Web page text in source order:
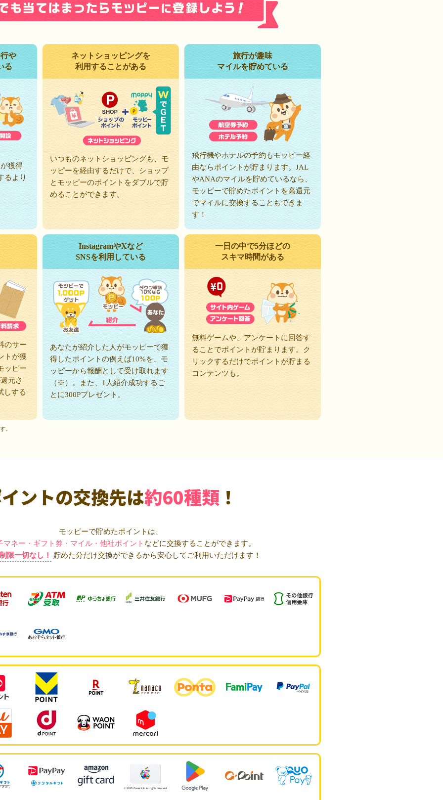
や
る
獲得
るより
ネットショッピングを
利用することがある
いつものネットショッピングも、モ
ッピーを経由するだけで、ショップ
とモッピーのポイントをダブルで貯
めることができます。
旅行が趣味
マイルを貯めている
飛行機やホテルの予約もモッピー経
由ならポイントが貯まります。JAL
やANAのマイルを貯めているなら、
モッピーで貯めたポイントを高還元
でマイルに交換することもできま
す！
のサー
トが獲
ッピー
元さ
しする
InstagramやXなど
SNSを利用している
あなたが紹介した人がモッピーで獲
得したポイントの例えば10%を、モ
ッピーから報酬として受け取れます
（※）。また、1人紹介成功するご
とに300Pプレゼント。
一日の中で5分ほどの
スキマ時間がある
無料ゲームや、アンケートに回答す
ることでポイントが貯まります。ク
リックするだけでポイントが貯まる
コンテンツも。
。
ントの交換先は約60種類 ！
モッピーで貯めたポイントは、
マネー・ギフト券・マイル・他社ポイント などに交換することができます。
限一切なし！
貯めた分だけ交換ができるから安心してご利用いただけます！